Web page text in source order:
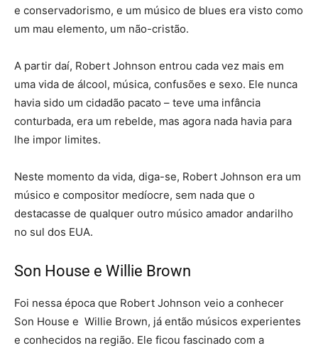
e conservadorismo, e um músico de blues era visto como
um mau elemento, um não-cristão.
A partir daí, Robert Johnson entrou cada vez mais em
uma vida de álcool, música, confusões e sexo. Ele nunca
havia sido um cidadão pacato – teve uma infância
conturbada, era um rebelde, mas agora nada havia para
lhe impor limites.
Neste momento da vida, diga-se, Robert Johnson era um
músico e compositor medíocre, sem nada que o
destacasse de qualquer outro músico amador andarilho
no sul dos EUA.
Son House e Willie Brown
Foi nessa época que Robert Johnson veio a conhecer
Son House e Willie Brown, já então músicos experientes
e conhecidos na região. Ele ficou fascinado com a